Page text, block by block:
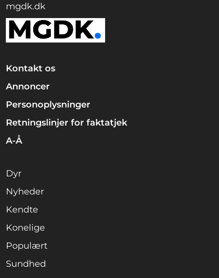
mgdk.dk
Kontakt os
Annoncer
Personoplysninger
Retningslinjer for faktatjek
A-Å
Dyr
Nyheder
Kendte
Konelige
Populært
Sundhed